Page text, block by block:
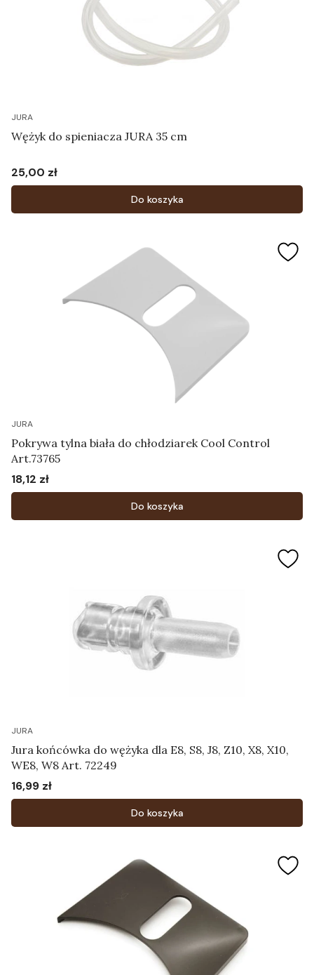
JURA
Wężyk do spieniacza JURA 35 cm
Cena
25,00 zł
Do koszyka
JURA
Pokrywa tylna biała do chłodziarek Cool Control
Art.73765
Cena
18,12 zł
Do koszyka
JURA
Jura końcówka do wężyka dla E8, S8, J8, Z10, X8, X10,
WE8, W8 Art. 72249
Cena
16,99 zł
Do koszyka